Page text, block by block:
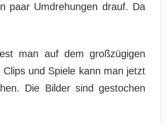
paar Umdrehungen drauf. Da
man auf dem großzügigen
und Spiele kann man jetzt
Die Bilder sind gestochen